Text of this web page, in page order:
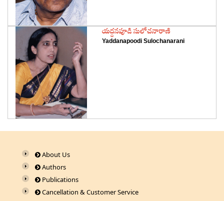
‌యద్దనపూడి సులోచనారాణి
Yaddanapoodi Sulochanarani
About Us
Authors
Publications
Cancellation & Customer Service